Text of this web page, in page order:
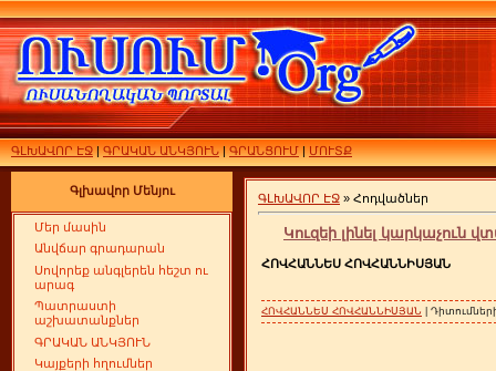
ԳԼԽԱՎՈՐ ԷՋ|ԳՐԱԿԱՆ ԱՆԿՅՈՒՆ|ԳՐԱՆՑՈՒՄ|ՄՈՒՏՔ
Գլխավոր Մենյու
Մեր մասին
Անվճար գրադարան
Սովորեք անգլերեն հեշտ ու
արագ
Պատրաստի
աշխատանքներ
ԳՐԱԿԱՆ ԱՆԿՅՈՒՆ
Կայքերի հղումներ
ԳԼԽԱՎՈՐ ԷՋ » Հոդվածներ
Կուզեի լինել կարկաչուն
ՀՈՎՀԱՆՆԵՍ ՀՈՎՀԱՆՆԻՍՅԱՆ
ՀՈՎՀԱՆՆԵՍ ՀՈՎՀԱՆՆԻՍՅԱՆ |